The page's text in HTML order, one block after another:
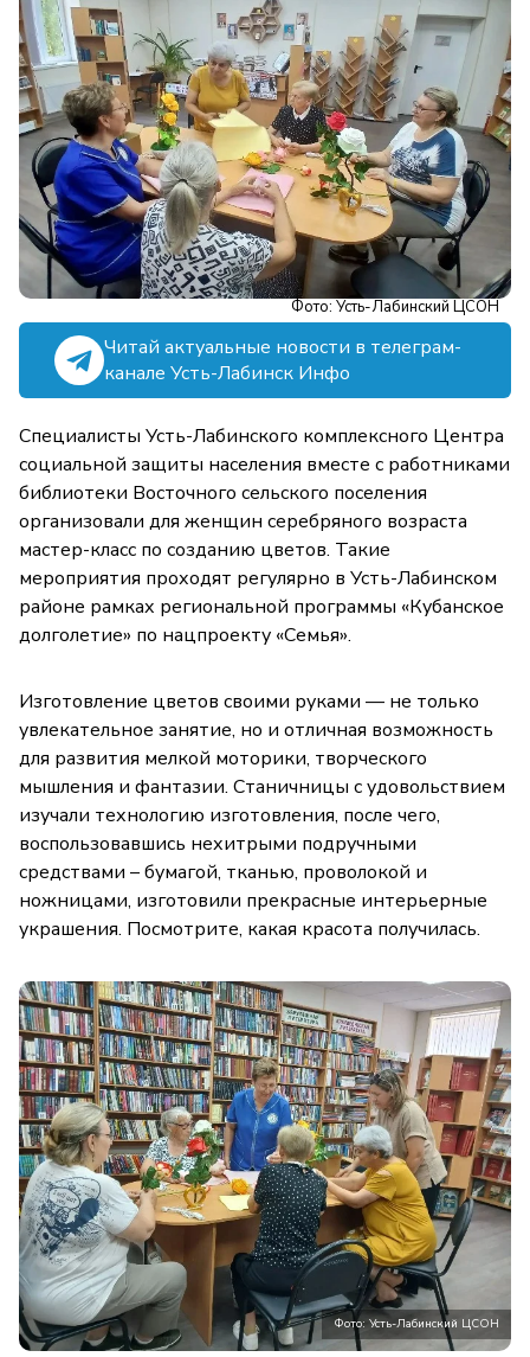
Фото: Усть-Лабинский ЦСОН
Читай актуальные новости в телеграм-
канале Усть-Лабинск Инфо
Специалисты Усть-Лабинского комплексного Центра
социальной защиты населения вместе с работниками
библиотеки Восточного сельского поселения
организовали для женщин серебряного возраста
мастер-класс по созданию цветов. Такие
мероприятия проходят регулярно в Усть-Лабинском
районе рамках региональной программы «Кубанское
долголетие» по нацпроекту «Семья».
Изготовление цветов своими руками — не только
увлекательное занятие, но и отличная возможность
для развития мелкой моторики, творческого
мышления и фантазии. Станичницы с удовольствием
изучали технологию изготовления, после чего,
воспользовавшись нехитрыми подручными
средствами – бумагой, тканью, проволокой и
ножницами, изготовили прекрасные интерьерные
украшения. Посмотрите, какая красота получилась.
Фото: Усть-Лабинский ЦСОН